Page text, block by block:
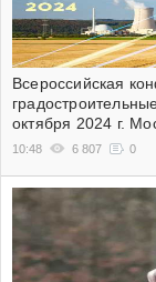
Всероссийская
октября 2024 г.
10:48 6 807 0